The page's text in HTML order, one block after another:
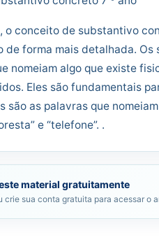
o conceito de substantivo
de forma mais detalhada.
nomeiam algo que existe
Eles são fundamentais
são as palavras que
e “telefone”. .
material gratuitamente
crie sua conta gratuita para acessar o